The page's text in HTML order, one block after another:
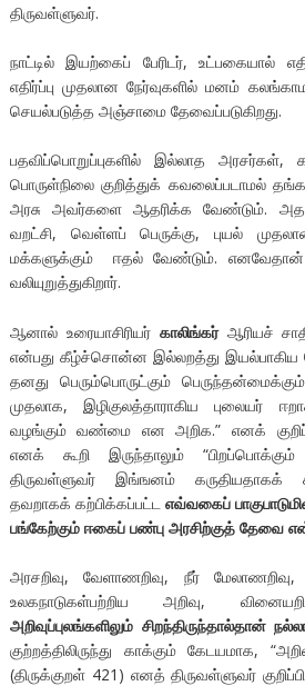
திருவள்ளுவர்.
நாட்டில் இயற்கைப் பேரிடர், உட்பகையால்
எதிர்ப்பு முதலான நேர்வுகளில் மனம்
செயல்படுத்த அஞ்சாமை தேவைப்படுகிறது.
பதவிப்பொறுப்புகளில் இல்லாத
பொருள்நிலை குறித்துக் கவலைப்படாமல்
அரசு அவர்களை ஆதரிக்க வேண்டும்.
வறட்சி, வெள்ளப் பெருக்கு, புயல்
மக்களுக்கும் ஈதல் வேண்டும். எனவேதான்
வலியுறுத்துகிறார்.
ஆனால் உரையாசிரியர் காலிங்கர்ஆரியச்
என்பது கீழ்ச்சொன்ன இல்லறத்து இயல்பாகிய
தனது பெரும்பொருட்கும்
முதலாக, இழிகுலத்தாராகிய புலையர்
வழங்கும் வண்மை என அறிக.” எனக்
எனக் கூறி இருந்தாலும்
திருவள்ளுவர் இங்ஙனம் கருதியதாகக்
தவறாகக் கற்பிக்கப்பட்ட எவ்வகைப்
பங்கேற்கும் ஈகைப் பண்பு அரசிற்குத் தேவை
அரசறிவு, வேளாணறிவு, நீர் மேலாணறிவு,
உலகநாடுகள்பற்றிய அறிவு,
அறிவுப்புலங்களிலும் சிறந்திருந்தால்தான்
குற்றத்திலிருந்து காக்கும் கேடயமாக,
(திருக்குறள் 421) எனத் திருவள்ளுவர்